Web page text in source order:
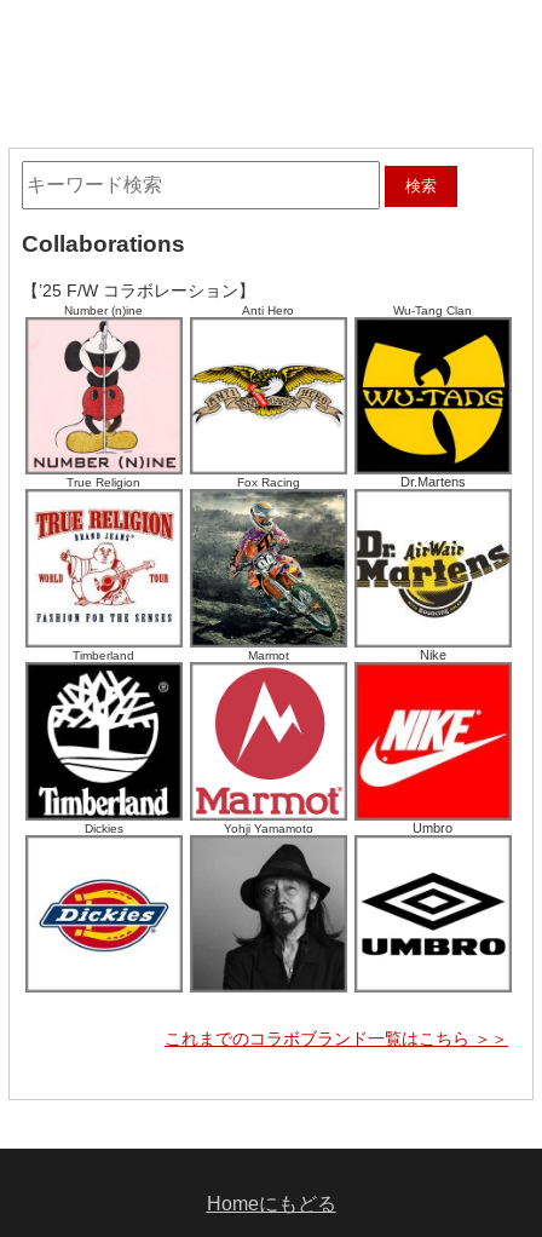
Collaborations
【’25 F/W コラボレーション】
Number (n)ine Anti Hero Wu-Tang Clan
True Religion Fox Racing Dr.Martens
Timberland Marmot Nike
Dickies Yohji Yamamoto Umbro
これまでのコラボブランド一覧はこちら ＞＞
Homeにもどる